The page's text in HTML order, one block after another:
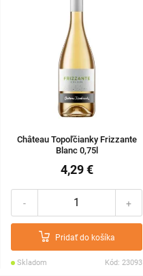
Château Topoľčianky Frizzante
Blanc 0,75l
4,29 €
- +
Pridať do košíka
Skladom Kód: 23093